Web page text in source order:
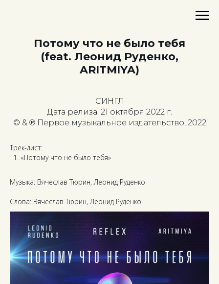
Потому что не было тебя
(feat. Леонид Руденко,
ARITMIYA)
СИНГЛ
Дата релиза: 21 октября 2022 г.
© & ℗ Первое музыкальное издательство, 2022
Трек-лист:
«Потому что не было тебя»
Музыка: Вячеслав Тюрин, Леонид Руденко
Слова: Вячеслав Тюрин, Леонид Руденко